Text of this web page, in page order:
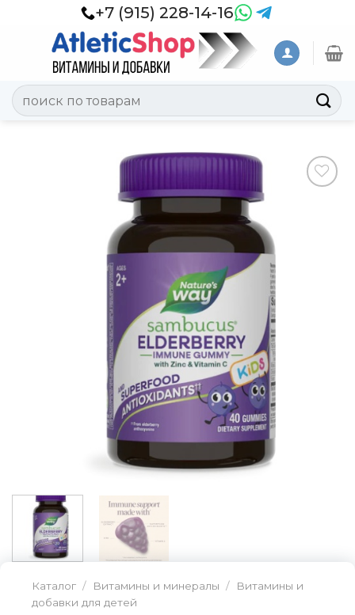
+7 (915) 228-14-16
Искать:
Каталог / Витамины и минералы /
Витамины и
добавки для детей